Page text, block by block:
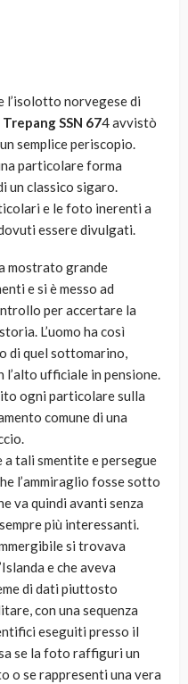
l’isolotto norvegese di
Trepang SSN 674 avvistò
semplice periscopio.
particolare forma
un classico sigaro.
e le foto inerenti a
essere divulgati.
mostrato grande
e si è messo ad
per accertare la
L’uomo ha così
di quel sottomarino,
l’alto ufficiale in pensione.
ogni particolare sulla
comune di una
tali smentite e persegue
l’ammiraglio fosse sotto
va quindi avanti senza
più interessanti.
si trovava
e che aveva
di dati piuttosto
con una sequenza
eseguiti presso il
se la foto raffiguri un
o se rappresenti una vera